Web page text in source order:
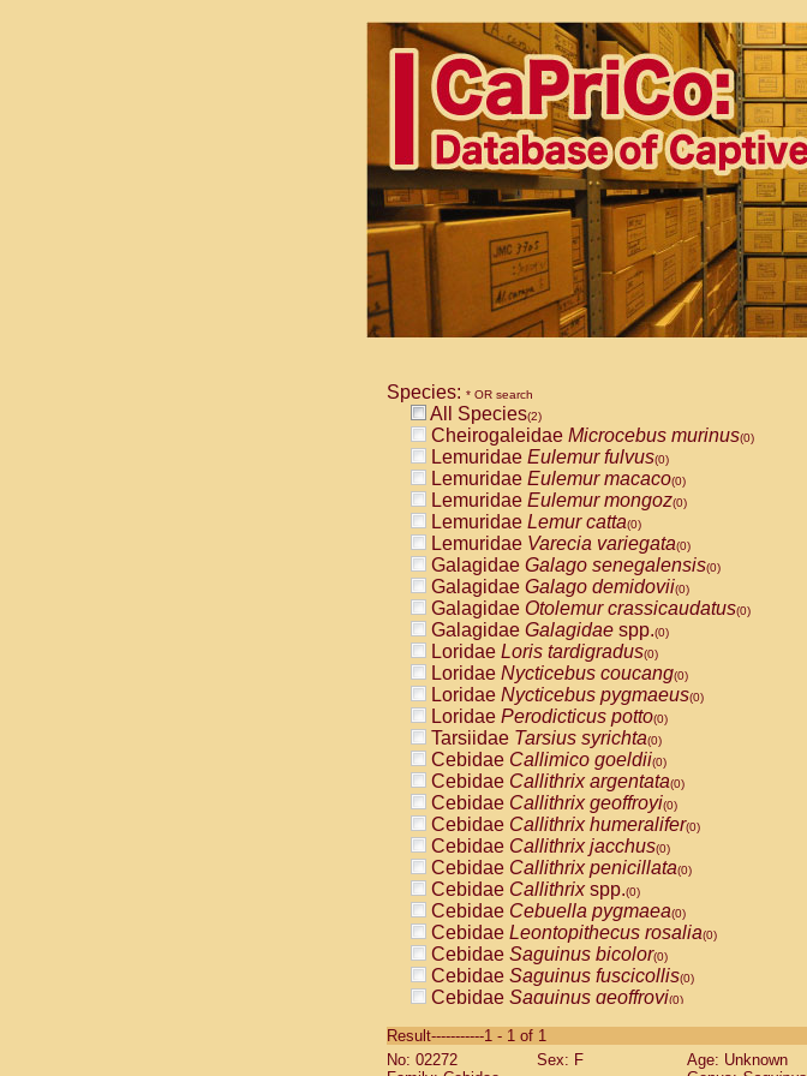
Species: * OR search
All Species(2)
Cheirogaleidae Microcebus murinus(0)
Lemuridae Eulemur fulvus(0)
Lemuridae Eulemur macaco(0)
Lemuridae Eulemur mongoz(0)
Lemuridae Lemur catta(0)
Lemuridae Varecia variegata(0)
Galagidae Galago senegalensis(0)
Galagidae Galago demidovii(0)
Galagidae Otolemur crassicaudatus(0)
Galagidae Galagidae spp.(0)
Loridae Loris tardigradus(0)
Loridae Nycticebus coucang(0)
Loridae Nycticebus pygmaeus(0)
Loridae Perodicticus potto(0)
Tarsiidae Tarsius syrichta(0)
Cebidae Callimico goeldii(0)
Cebidae Callithrix argentata(0)
Cebidae Callithrix geoffroyi(0)
Cebidae Callithrix humeralifer(0)
Cebidae Callithrix jacchus(0)
Cebidae Callithrix penicillata(0)
Cebidae Callithrixspp.(0)
Cebidae Cebuella pygmaea(0)
Cebidae Leontopithecus rosalia(0)
Cebidae Saguinus bicolor(0)
Cebidae Saguinus fuscicollis(0)
Cebidae Saguinus geoffroyi(0)
CebidaeSaguinus labiatus(0)
Cebidae Saguinus leucopus (0)
Result-----------1 - 1 of 1
No: 02272
Sex: F
Age: Unknown